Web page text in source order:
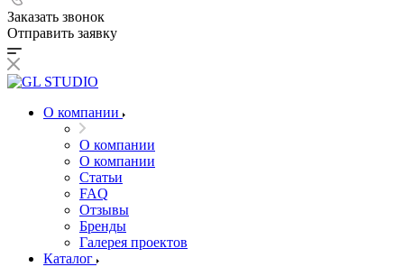
Заказать звонок
Отправить заявку
О компании
О компании
О компании
Статьи
FAQ
Отзывы
Бренды
Галерея проектов
Каталог